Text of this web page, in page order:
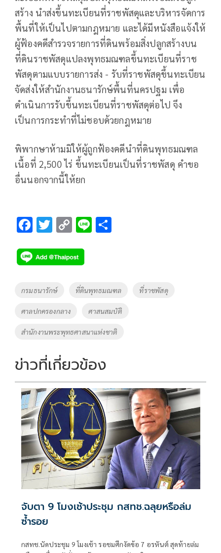
สร้าง นำส่งขึ้นทะเบียนที่ราชพัสดุและบริหารจัดการ
พื้นที่ให้เป็นไปตามกฎหมาย และได้มีหนังสือแจ้งให้
ผู้ฟ้องคดีสำรวจรายการที่ดินพร้อมสิ่งปลูกสร้างบน
ที่ดินราชพัสดุแปลงพุทธมณฑลขึ้นทะเบียนที่ราช
พัสดุตามแบบรายการส่ง - รับที่ราชพัสดุขึ้นทะเบียน
จัดส่งให้สำนักงานธนารักษ์พื้นที่นครปฐม เพื่อ
ดำเนินการรับขึ้นทะเบียนที่ราชพัสดุต่อไป จึง
เป็นการกระทำที่ไม่ชอบด้วยกฎหมาย
พิพากษาห้ามมิให้ผู้ถูกฟ้องคดีนำที่ดินพุทธมณฑล
เนื้อที่ 2,500 ไร่ ขึ้นทะเบียนเป็นที่ราชพัสดุ คำขอ
อื่นนอกจากนี้ให้ยก
F
e
b
o
o
k
T
tt
er
C
p
y
Li
Li
Tags
กรมธนารักษ์ ที่ดินพุทธมณฑล ที่ราชพัสดุ
ศาลปกครองกลาง ศาสนสมบัติ
สำนักงานพระพุทธศาสนาแห่งชาติ
ข่าวที่เกี่ยวข้อง
จับตา 9 โมงเช้าประชุม กสทช.ฉลุยหรือล่ม
ซ้ำรอย
กสทช.นัดประชุม 9 โมงเช้า รอชมศึกงัดข้อ 7 อรหันต์ สุดท้ายล่ม